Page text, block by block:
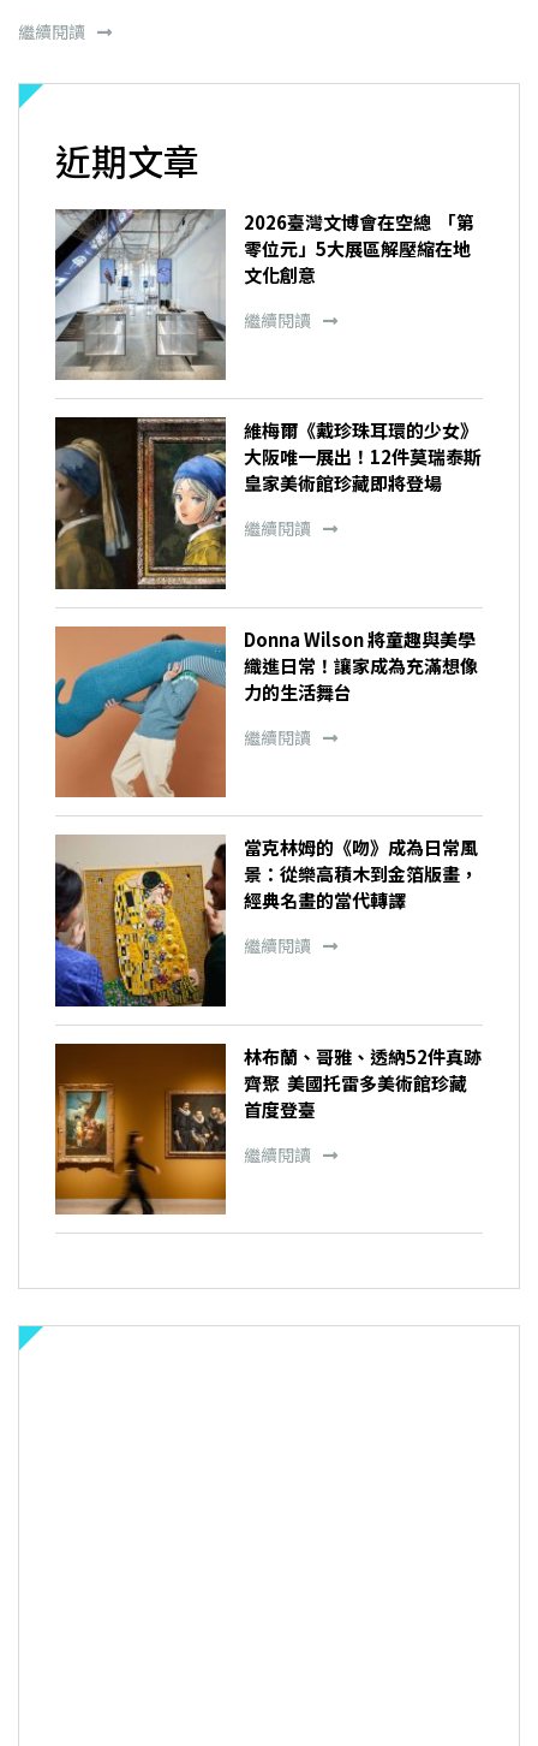
繼續閱讀
近期文章
2026臺灣文博會在空總 「第
零位元」5大展區解壓縮在地
文化創意
繼續閱讀
維梅爾《戴珍珠耳環的少女》
大阪唯一展出！12件莫瑞泰斯
皇家美術館珍藏即將登場
繼續閱讀
Donna Wilson 將童趣與美學
織進日常！讓家成為充滿想像
力的生活舞台
繼續閱讀
當克林姆的《吻》成為日常風
景：從樂高積木到金箔版畫，
經典名畫的當代轉譯
繼續閱讀
林布蘭、哥雅、透納52件真跡
齊聚 美國托雷多美術館珍藏
首度登臺
繼續閱讀